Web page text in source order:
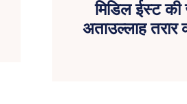
मिडिल ईस्ट की
अताउल्लाह तरार